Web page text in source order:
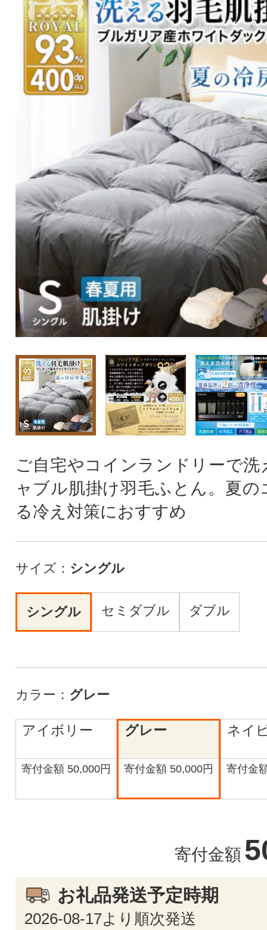
ご自宅やコインランドリーで
ャブル肌掛け羽毛ふとん。夏
る冷え対策におすすめ
サイズ： シングル
シングル セミダブル ダブル
カラー： グレー
アイボリー
寄付金額 50,000円
グレー
寄付金額 50,000円
ネイ
寄付金
寄付金額
お礼品発送予定時期
2026-08-17より順次発送